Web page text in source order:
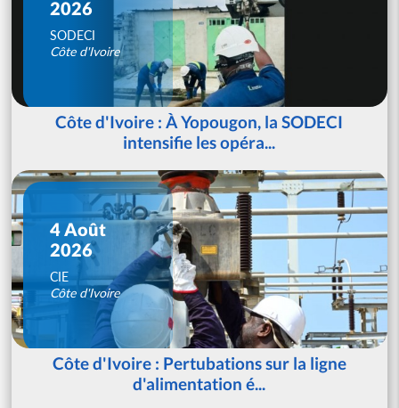
2026
SODECI
Côte d'Ivoire
Côte d'Ivoire : À Yopougon, la SODECI
intensifie les opéra...
4 Août
2026
CIE
Côte d'Ivoire
Côte d'Ivoire : Pertubations sur la ligne
d'alimentation é...